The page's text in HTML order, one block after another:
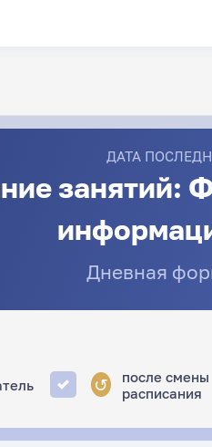
ДАТА
занятий:
Дневная
↺
после смены
расписания